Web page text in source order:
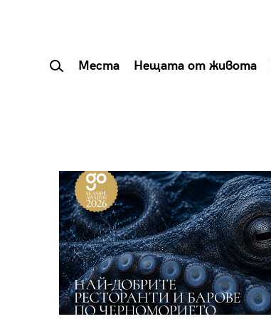
Места Нещата от живота